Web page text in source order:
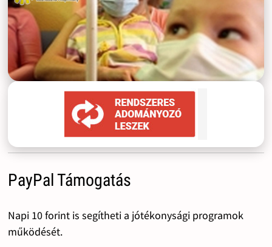
PayPal Támogatás
Napi 10 forint is segítheti a jótékonysági programok
működését.